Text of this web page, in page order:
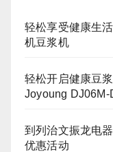
轻松享受健康生
机豆浆机
轻松开启健康豆
Joyoung
到列治文振龙电
优惠活动